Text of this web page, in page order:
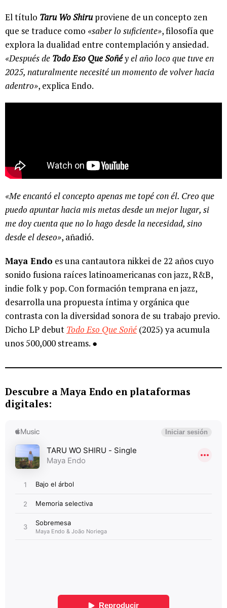
El título Taru Wo Shiru proviene de un concepto zen
que se traduce como «saber lo suficiente», filosofía que
explora la dualidad entre contemplación y ansiedad.
«Después de Todo Eso Que Soñéy el año loco que tuve en
2025, naturalmente necesité un momento de volver hacia
adentro», explica Endo.
«Me encantó el concepto apenas me topé con él. Creo que
puedo apuntar hacia mis metas desde un mejor lugar, si
me doy cuenta que no lo hago desde la necesidad, sino
desde el deseo», añadió.
Maya Endo es una cantautora nikkei de 22 años cuyo
sonido fusiona raíces latinoamericanas con jazz, R&B,
indie folk y pop. Con formación temprana en jazz,
desarrolla una propuesta íntima y orgánica que
contrasta con la diversidad sonora de su trabajo previo.
Dicho LP debut Todo Eso Que Soñé (2025) ya acumula
unos 500,000 streams. ●
Descubre a Maya Endo en plataformas
digitales: